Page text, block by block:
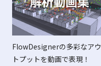
FlowDesignerの多彩なアウ
トプットを動画で表現！